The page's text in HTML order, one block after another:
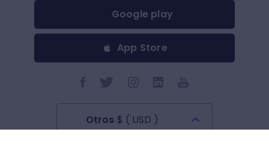
Google play
App Store
Otros $ ( USD )